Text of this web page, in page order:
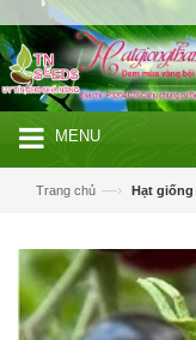
MENU
Trang chủ —› Hạt giống